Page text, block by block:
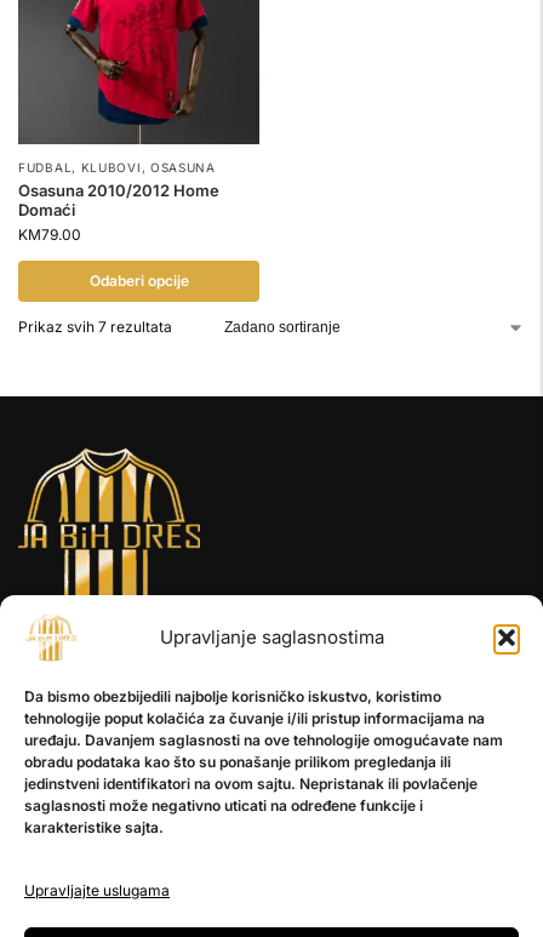
Upravljanje saglasnostima
Da bismo obezbijedili najbolje korisničko iskustvo, koristimo
tehnologije poput kolačića za čuvanje i/ili pristup informacijama na
uređaju. Davanjem saglasnosti na ove tehnologije omogućavate nam
obradu podataka kao što su ponašanje prilikom pregledanja ili
jedinstveni identifikatori na ovom sajtu. Nepristanak ili povlačenje
saglasnosti može negativno uticati na određene funkcije i
karakteristike sajta.
Upravljajte uslugama
FUDBAL , KLUBOVI , OSASUNA
Osasuna 2010/2012 Home
Domaći
KM79.00
Odaberi opcije
Prikaz svih 7 rezultata
INFORMACIJE
O nama
Kontakt
POMOĆ
Politika privatnosti